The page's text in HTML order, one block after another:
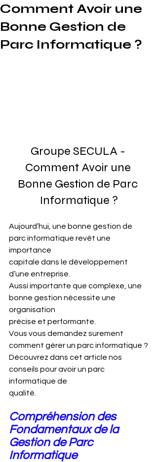
Comment Avoir une
Bonne Gestion de
Parc Informatique ?
Groupe SECULA -
Comment Avoir une
Bonne Gestion de Parc
Informatique ?
Aujourd’hui, une bonne gestion de
parc informatique revêt une
importance
capitale dans le développement
d’une entreprise.
Aussi importante que complexe, une
bonne gestion nécessite une
organisation
précise et performante.
Vous vous demandez surement
comment gérer un parc informatique ?
Découvrez dans cet article nos
conseils pour avoir un parc
informatique de
qualité.
Compréhension des
Fondamentaux de la
Gestion de Parc
Informatique